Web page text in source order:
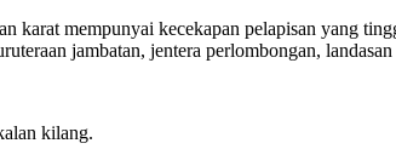
karat mempunyai kecekapan pelapisan yang
jambatan, jentera perlombongan,
kilang.